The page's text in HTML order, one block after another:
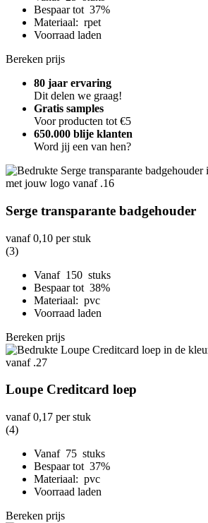
Bespaar tot 37%
Materiaal: rpet
Voorraad laden
Bereken prijs
80 jaar ervaring
Dit delen we graag!
Gratis samples
Voor producten tot €5
650.000 blije klanten
Word jij een van hen?
Serge transparante badgehouder
vanaf0,10 per stuk
(3)
Vanaf 150 stuks
Bespaar tot 38%
Materiaal: pvc
Voorraad laden
Bereken prijs
Loupe Creditcard loep
vanaf0,17 per stuk
(4)
Vanaf 75 stuks
Bespaar tot 37%
Materiaal: pvc
Voorraad laden
Bereken prijs